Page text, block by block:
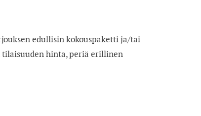
edullisin kokouspaketti ja/tai
tilaisuuden hinta, periä erillinen